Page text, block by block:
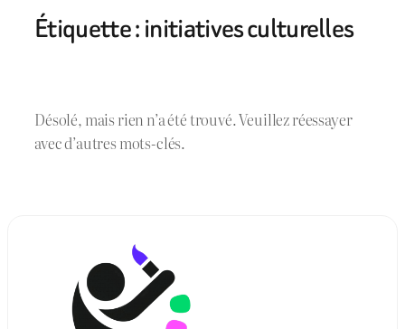
Étiquette :initiatives culturelles
Désolé, mais rien n’a été trouvé. Veuillez réessayer
avec d’autres mots-clés.